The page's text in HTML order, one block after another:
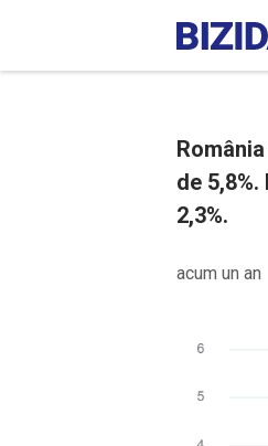
de
2,3%.
acum un an